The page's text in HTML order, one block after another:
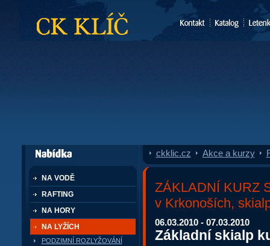
CK Klíč
dále nabízí
NA VODĚ
RAFTING
NA HORY
NA LYŽÍCH
PODZIMNÍ ROZLYŽOVÁNÍ
ckklic.cz Akce a kurzy»
ZÁKLADNÍ KURZ
v Krkonoších,
06.03.2010 - 07.03.2010
Základní skialp